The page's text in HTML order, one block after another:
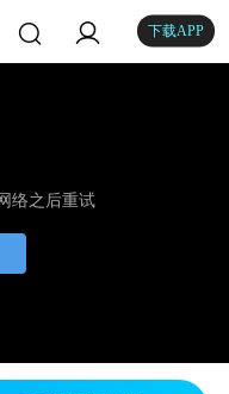
下载APP
络之后重试